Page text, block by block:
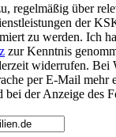
regelmäßig über
der
zu werden. Ich
zur Kenntnis
widerrufen. Bei
per E-Mail mehr
bei der Anzeige des